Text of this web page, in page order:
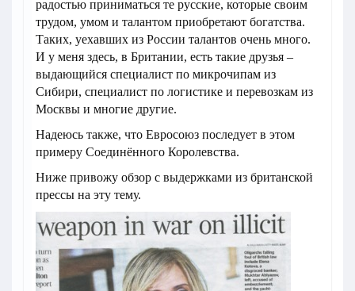
радостью приниматься те русские, которые своим
трудом, умом и талантом приобретают богатства.
Таких, уехавших из России талантов очень много.
И у меня здесь, в Британии, есть такие друзья –
выдающийся специалист по микрочипам из
Сибири, специалист по логистике и перевозкам из
Москвы и многие другие.
Надеюсь также, что Евросоюз последует в этом
примеру Соединённого Королевства.
Ниже привожу обзор с выдержками из британской
прессы на эту тему.